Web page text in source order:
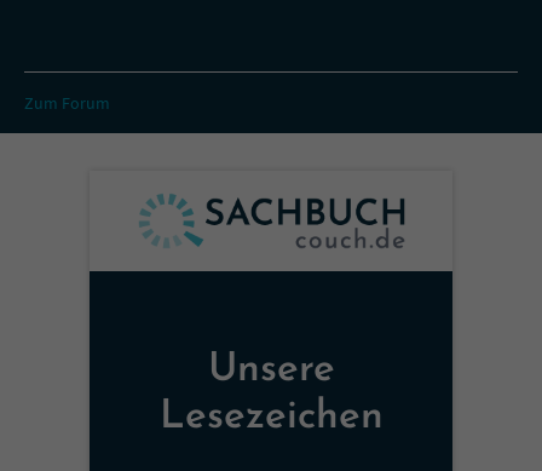
Zum Forum
Unsere
Lesezeichen